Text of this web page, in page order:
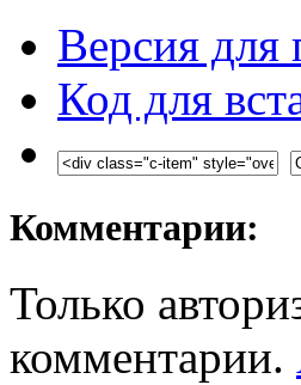
Версия для
Код для
Комментарии:
Только
комментарии.